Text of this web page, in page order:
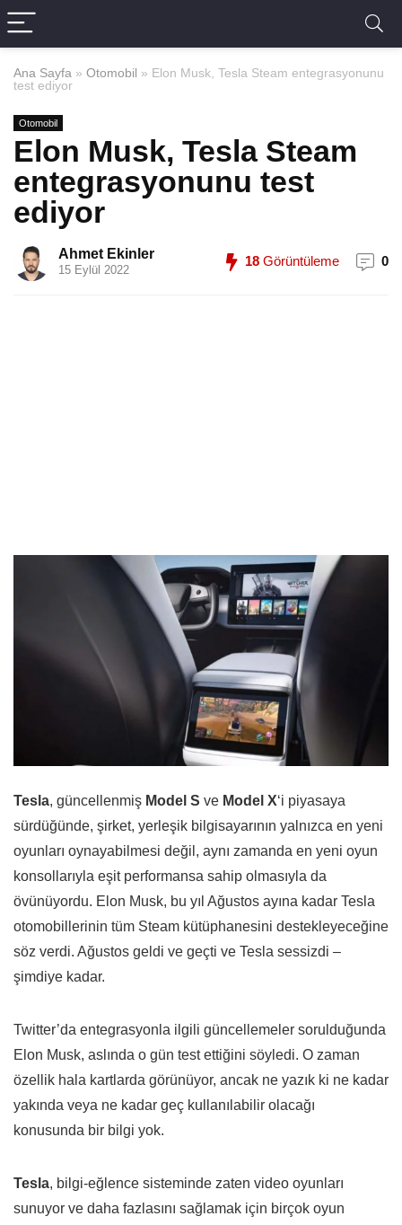
Ana Sayfa » Otomobil » Elon Musk, Tesla Steam entegrasyonunu
test ediyor
Otomobil
Elon Musk, Tesla Steam
entegrasyonunu test
ediyor
Ahmet Ekinler
15 Eylül 2022
18 Görüntüleme 0
Tesla, güncellenmiş Model S ve Model X‘i piyasaya
sürdüğünde, şirket, yerleşik bilgisayarının yalnızca en yeni
oyunları oynayabilmesi değil, aynı zamanda en yeni oyun
konsollarıyla eşit performansa sahip olmasıyla da
övünüyordu. Elon Musk, bu yıl Ağustos ayına kadar Tesla
otomobillerinin tüm Steam kütüphanesini destekleyeceğine
söz verdi. Ağustos geldi ve geçti ve Tesla sessizdi –
şimdiye kadar.
Twitter’da entegrasyonla ilgili güncellemeler sorulduğunda
Elon Musk, aslında o gün test ettiğini söyledi. O zaman
özellik hala kartlarda görünüyor, ancak ne yazık ki ne kadar
yakında veya ne kadar geç kullanılabilir olacağı
konusunda bir bilgi yok.
Tesla, bilgi-eğlence sisteminde zaten video oyunları
sunuyor ve daha fazlasını sağlamak için birçok oyun